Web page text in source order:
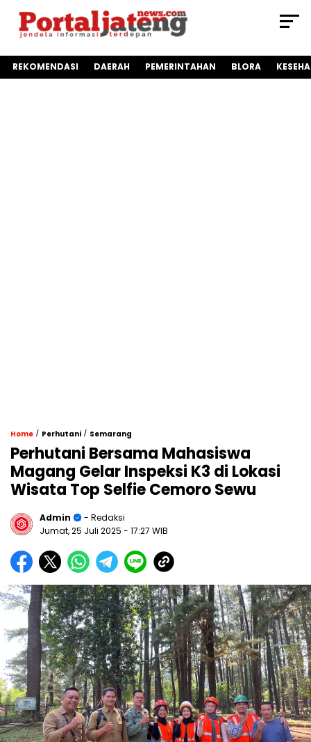
REKOMENDASI DAERAH PEMERINTAHAN BLORA
Home / Perhutani / Semarang
Perhutani Bersama Mahasiswa
Magang Gelar Inspeksi K3 di Lokasi
Wisata Top Selfie Cemoro Sewu
Admin
- Redaksi
Jumat, 25 Juli 2025 - 17:27 WIB